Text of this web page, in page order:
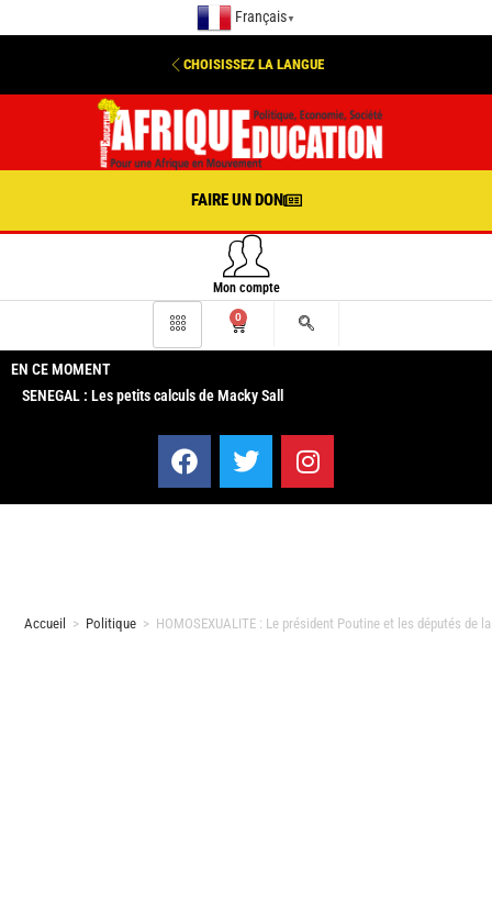
Français ▼
CHOISISSEZ LA LANGUE
FAIRE UN DON
Mon compte
0
EN CE MOMENT
SENEGAL : Les petits calculs de Macky Sall
Accueil > Politique > HOMOSEXUALITE : Le président Poutine et les députés